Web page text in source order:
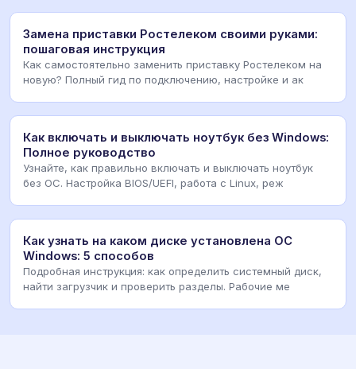
Замена приставки Ростелеком своими руками:
пошаговая инструкция
Как самостоятельно заменить приставку Ростелеком на
новую? Полный гид по подключению, настройке и ак
Как включать и выключать ноутбук без Windows:
Полное руководство
Узнайте, как правильно включать и выключать ноутбук
без ОС. Настройка BIOS/UEFI, работа с Linux, реж
Как узнать на каком диске установлена ОС
Windows: 5 способов
Подробная инструкция: как определить системный диск,
найти загрузчик и проверить разделы. Рабочие ме